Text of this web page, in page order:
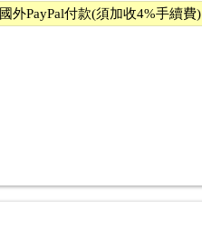
國外PayPal付款(須加收4%手續費)